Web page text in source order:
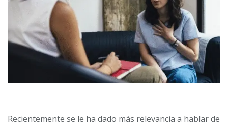
Recientemente se le ha dado más relevancia a hablar de